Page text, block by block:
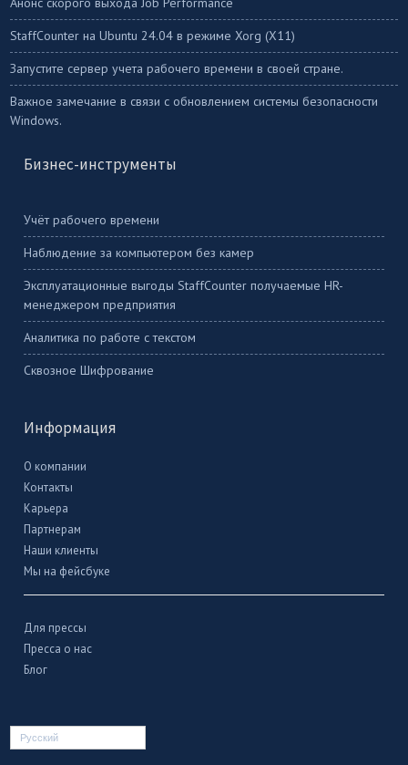
StaffСounter на Ubuntu 24.04 в режиме Xorg (X11)
Запустите сервер учета рабочего времени в своей стране.
Важное замечание в связи с обновлением системы безопасности
Windows.
Бизнес-инструменты
Учёт рабочего времени
Наблюдение за компьютером без камер
Эксплуатационные выгоды StaffCounter получаемые HR-
менеджером предприятия
Аналитика по работе с текстом
Сквозное Шифрование
Информация
О компании
Контакты
Карьера
Партнерам
Наши клиенты
Мы на фейсбуке
Для прессы
Пресса о нас
Блог
Русский